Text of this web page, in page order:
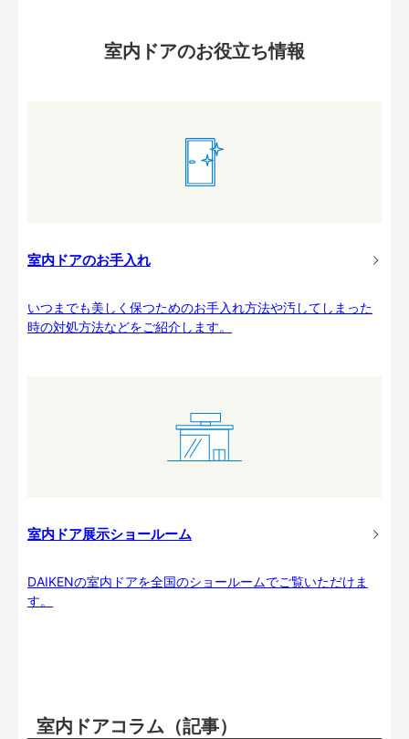
室内ドアのお役立ち情報
室内ドアのお手入れ
いつまでも美しく保つためのお手入れ方法や汚してしまった
時の対処方法などをご紹介します。
室内ドア展示ショールーム
DAIKENの室内ドアを全国のショールームでご覧いただけま
す。
室内ドアコラム（記事）